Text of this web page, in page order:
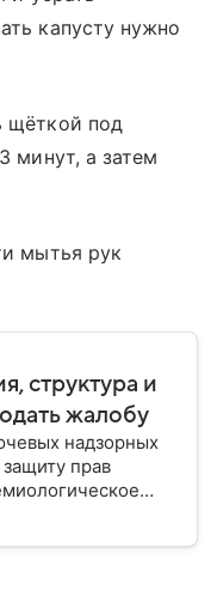
капусту нужно
щёткой под
минут, а затем
мытья рук
структура и
жалобу
надзорных
прав
соблюдения